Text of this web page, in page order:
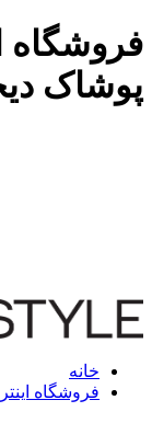
فروشگاه
پوشاک
خانه
فروشگاه